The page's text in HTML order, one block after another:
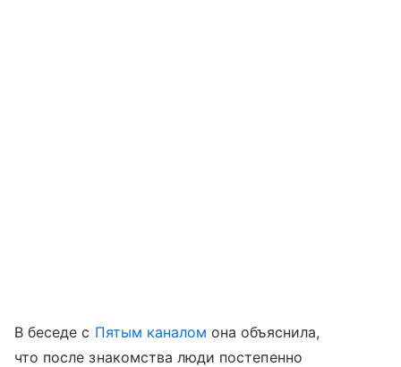
В беседе с Пятым каналом она объяснила,
что после знакомства люди постепенно